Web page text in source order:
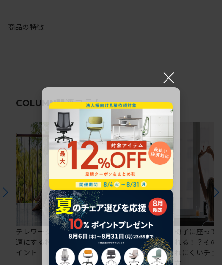
商品の特徴
COLUMN関連コラム
テレワークの仕事を快
適にする椅子選びのポ
イント
在宅ワークにおすすめ
のオフィスチェア5選
椅子に座っ
れる！？その
れにくいチェ
方
×